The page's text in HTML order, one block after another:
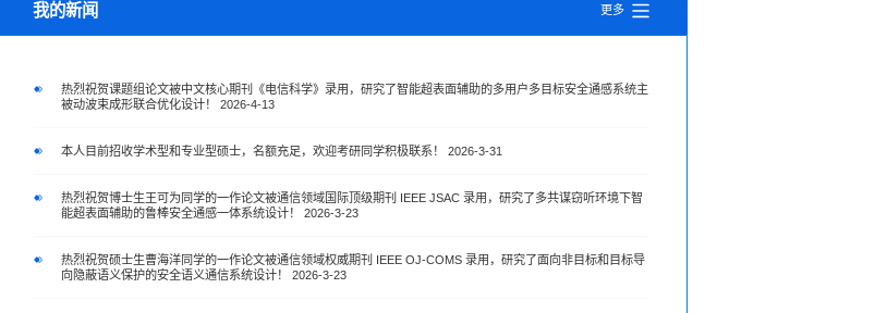
我的新闻 更多
热烈祝贺课题组论文被中文核心期刊《电信科学》录用，研究了智能超表面辅助的多用户多目标安全通感系统主
被动波束成形联合优化设计！ 2026-4-13
本人目前招收学术型和专业型硕士，名额充足，欢迎考研同学积极联系！ 2026-3-31
热烈祝贺博士生王可为同学的一作论文被通信领域国际顶级期刊 IEEE JSAC 录用，研究了多共谋窃听环境下智
能超表面辅助的鲁棒安全通感一体系统设计！ 2026-3-23
热烈祝贺硕士生曹海洋同学的一作论文被通信领域权威期刊 IEEE OJ-COMS 录用，研究了面向非目标和目标导
向隐蔽语义保护的安全语义通信系统设计！ 2026-3-23